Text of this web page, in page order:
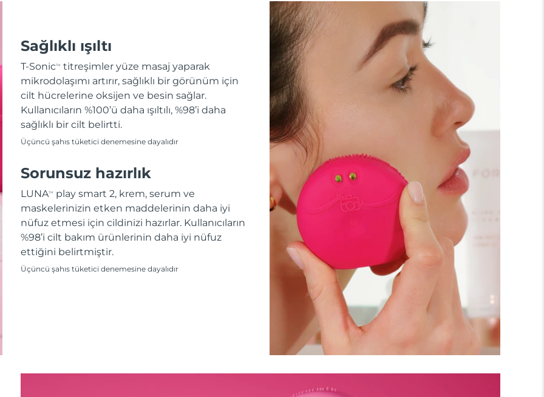
Sağlıklı ışıltı
T-SonicTM
titreşimler yüze masaj yaparak
mikrodolaşımı artırır, sağlıklı bir görünüm için
cilt hücrelerine oksijen ve besin sağlar.
Kullanıcıların %100’ü daha ışıltılı, %98’i daha
sağlıklı bir cilt belirtti.
Üçüncü şahıs tüketici denemesine dayalıdır
Sorunsuz hazırlık
LUNATM
play smart 2, krem, serum ve
maskelerinizin etken maddelerinin daha iyi
nüfuz etmesi için cildinizi hazırlar. Kullanıcıların
%98’i cilt bakım ürünlerinin daha iyi nüfuz
ettiğini belirtmiştir.
Üçüncü şahıs tüketici denemesine dayalıdır